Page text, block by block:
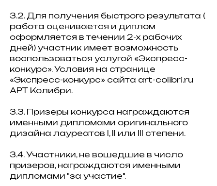
3.2. Для получения быстрого результата (
работа оценивается и диплом
оформляется в течении 2-х рабочих
дней) участник имеет возможность
воспользоваться услугой «Экспресс-
конкурс». Условия на странице
«Экспресс-конкурс» сайта art-colibri.ru
АРТ Колибри.
3.3. Призеры конкурса награждаются
именными дипломами оригинального
дизайна лауреатов I, II или III степени.
3.4. Участники, не вошедшие в число
призеров, награждаются именными
дипломами "за участие".